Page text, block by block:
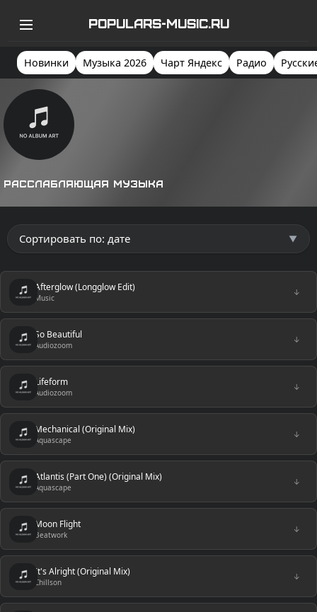
POPULARS-MUSIC.RU
Новинки Музыка 2026 Чарт Яндекс Радио
Расслабляющая музыка
Afterglow (Longglow Edit)
Music
↓
So Beautiful
Audiozoom
↓
Lifeform
Audiozoom
↓
Mechanical (Original Mix)
Aquascape
↓
Atlantis (Part One) (Original Mix)
Aquascape
↓
Moon Flight
Beatwork
↓
It's Alright (Original Mix)
Chillson
↓